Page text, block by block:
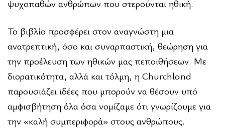
ψυχοπαθών ανθρώπων που στερούνται ηθική.
Το βιβλίο προσφέρει στον αναγνώστη μια
ανατρεπτική, όσο και συναρπαστική, θεώρηση για
την προέλευση των ηθικών μας πεποιθήσεων. Με
διορατικότητα, αλλά και τόλμη, η Churchland
παρουσιάζει ιδέες που μπορούν να θέσουν υπό
αμφισβήτηση όλα όσα νομίζαμε ότι γνωρίζουμε για
την «καλή συμπεριφορά» στους ανθρώπους.